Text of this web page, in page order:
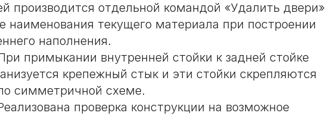
производится отдельной командой «Удалить двери»
наименования текущего материала при построении
наполнения.
примыкании внутренней стойки к задней стойке
крепежный стык и эти стойки скрепляются
симметричной схеме.
проверка конструкции на возможное